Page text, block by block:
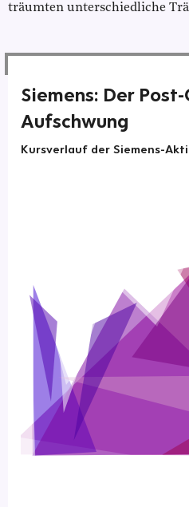
träumten unterschiedliche
Siemens: Der
Aufschwung
Kursverlauf der Siemens-